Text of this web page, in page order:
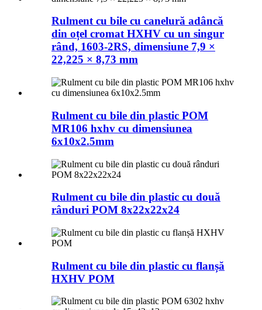
Rulment cu bile cu canelură adâncă
din oțel cromat HXHV cu un singur
rând, 1603-2RS, dimensiune 7,9 ×
22,225 × 8,73 mm
Rulment cu bile din plastic POM
MR106 hxhv cu dimensiunea
6x10x2.5mm
Rulment cu bile din plastic cu două
rânduri POM 8x22x22x24
Rulment cu bile din plastic cu flanșă
HXHV POM